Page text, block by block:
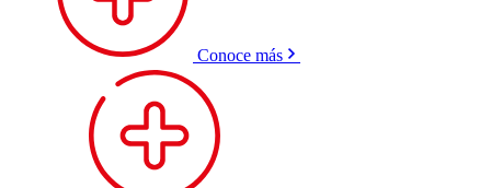
Conoce más